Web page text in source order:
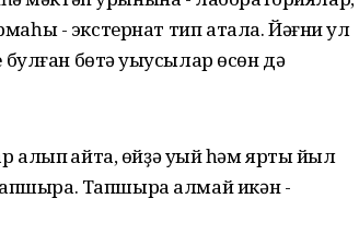
- экстернат тип атала. Йәғни ул
бөтә уҡыусылар өсөн дә
алып ҡайта, өйҙә уҡый һәм ярты йыл
Тапшы­ра алмай икән -